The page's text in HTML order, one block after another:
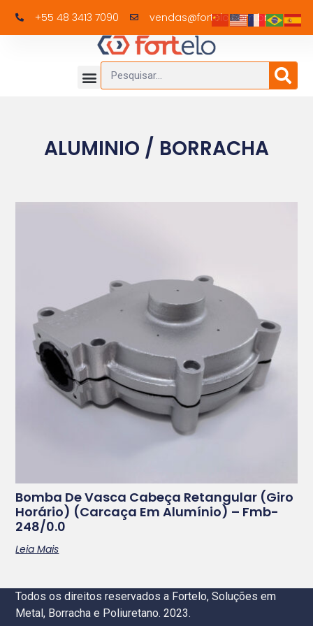
+55 48 3413 7090 vendas@fortelo.com.br
ALUMINIO / BORRACHA
Bomba De Vasca Cabeça Retangular (giro
Horário) (carcaça Em Alumínio) – Fmb-
248/0.0
Leia Mais
Todos os direitos reservados a Fortelo, Soluções em
Metal, Borracha e Poliuretano. 2023.